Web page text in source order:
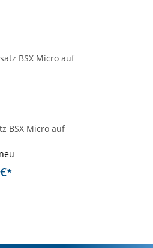
BSX Micro auf
€*